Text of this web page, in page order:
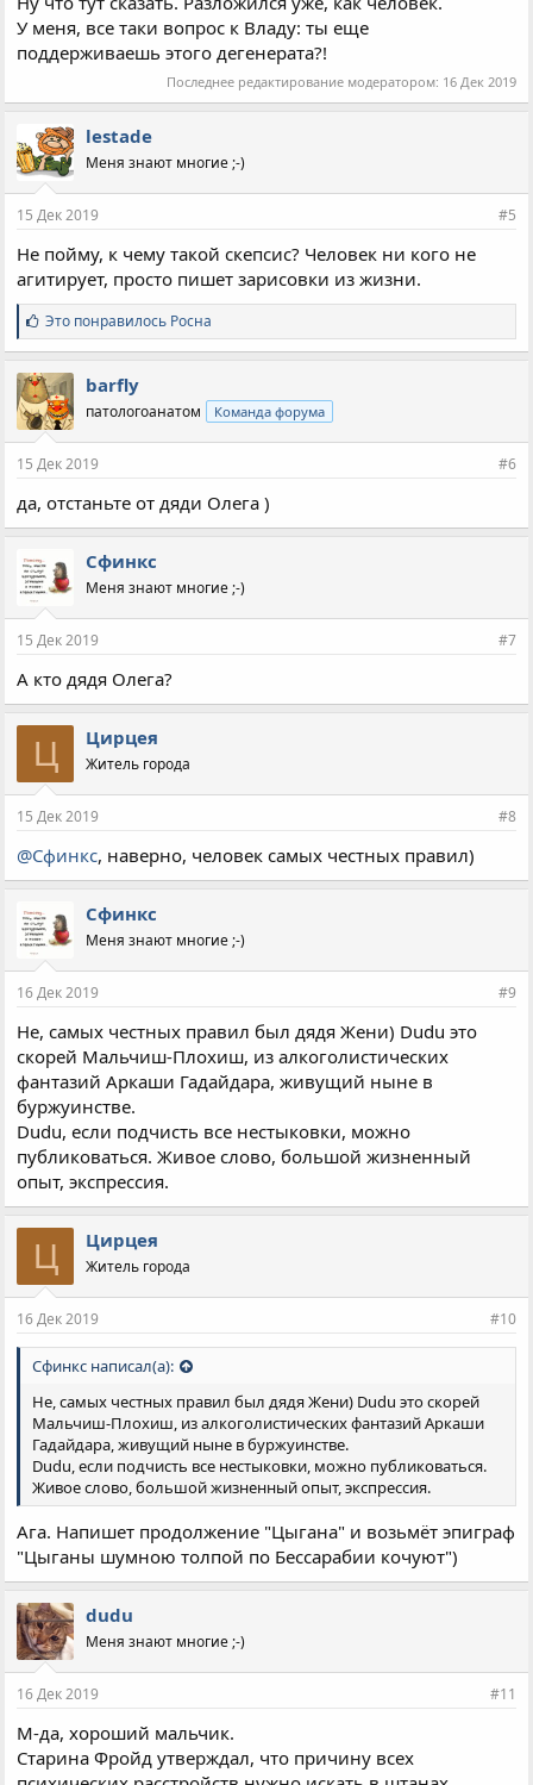
У меня, все таки вопрос к Владу: ты еще
поддерживаешь этого дегенерата?!
Последнее редактирование модератором: 16 Дек 2019
lestade
Меня знают многие ;-)
15 Дек 2019 #5
Не пойму, к чему такой скепсис? Человек ни кого не
агитирует, просто пишет зарисовки из жизни.
С
и
м
п
а
т
и
:
Это понравилось Росна
barfly
патологоанатом Команда форума
15 Дек 2019 #6
да, отстаньте от дяди Олега )
Сфинкс
Меня знают многие ;-)
15 Дек 2019 #7
А кто дядя Олега?
Ц Цирцея
Житель города
15 Дек 2019 #8
@Сфинкс, наверно, человек самых честных правил)
Сфинкс
Меня знают многие ;-)
16 Дек 2019 #9
Не, самых честных правил был дядя Жени) Dudu это
скорей Мальчиш-Плохиш, из алкоголистических
фантазий Аркаши Гадайдара, живущий ныне в
буржуинстве.
Dudu, если подчисть все нестыковки, можно
публиковаться. Живое слово, большой жизненный
опыт, экспрессия.
Ц Цирцея
Житель города
16 Дек 2019 #10
Сфинкс написал(а):
Не, самых честных правил был дядя Жени) Dudu это скорей
Мальчиш-Плохиш, из алкоголистических фантазий Аркаши
Гадайдара, живущий ныне в буржуинстве.
Dudu, если подчисть все нестыковки, можно публиковаться.
Живое слово, большой жизненный опыт, экспрессия.
Ага. Напишет продолжение "Цыгана" и возьмёт эпиграф
"Цыганы шумною толпой по Бессарабии кочуют")
dudu
Меня знают многие ;-)
16 Дек 2019 #11
М-да, хороший мальчик.
Старина Фройд утверждал, что причину всех